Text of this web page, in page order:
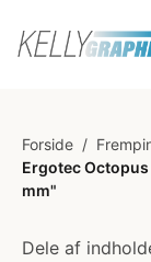
Forside /
Ergotec
mm"
Dele af